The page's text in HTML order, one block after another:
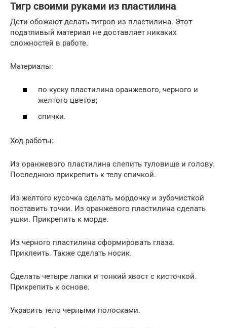
Тигр своими руками из пластилина
Дети обожают делать тигров из пластилина. Этот
податливый материал не доставляет никаких
сложностей в работе.
Материалы:
по куску пластилина оранжевого, черного и
желтого цветов;
спички.
Ход работы:
Из оранжевого пластилина слепить туловище и голову.
Последнюю прикрепить к телу спичкой.
Из желтого кусочка сделать мордочку и зубочисткой
поставить точки. Из оранжевого пластилина сделать
ушки. Прикрепить к морде.
Из черного пластилина сформировать глаза.
Приклеить. Также сделать носик.
Сделать четыре лапки и тонкий хвост с кисточкой.
Прикрепить к основе.
Украсить тело черными полосками.